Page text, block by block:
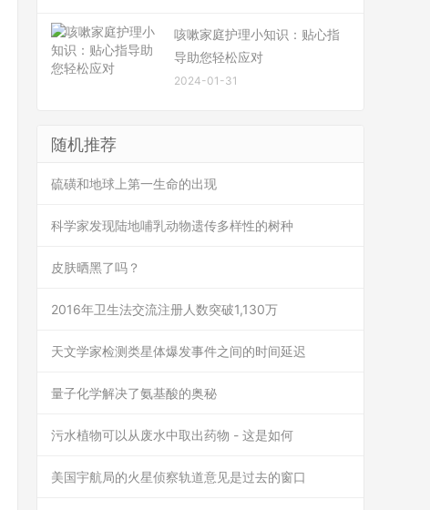
咳嗽家庭护理小知识：贴心指
导助您轻松应对
2024-01-31
随机推荐
硫磺和地球上第一生命的出现
科学家发现陆地哺乳动物遗传多样性的树种
皮肤晒黑了吗？
2016年卫生法交流注册人数突破1,130万
天文学家检测类星体爆发事件之间的时间延迟
量子化学解决了氨基酸的奥秘
污水植物可以从废水中取出药物 - 这是如何
美国宇航局的火星侦察轨道意见是过去的窗口